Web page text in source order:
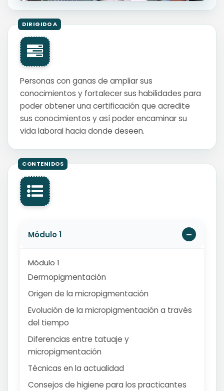
Personas con ganas de ampliar sus
conocimientos y fortalecer sus habilidades para
poder obtener una certificación que acredite
sus conocimientos y así poder encaminar su
vida laboral hacia donde deseen.
Módulo 1
Módulo 1
Dermopigmentación
Origen de la micropigmentación
Evolución de la micropigmentación a través
del tiempo
Diferencias entre tatuaje y
micropigmentación
Técnicas en la actualidad
Consejos de higiene para los practicantes